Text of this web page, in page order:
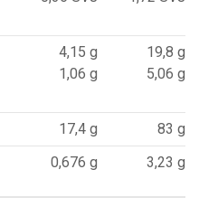
4,15 g
1,06 g
19,8 g
5,06 g
17,4 g
83 g
0,676 g 3,23 g